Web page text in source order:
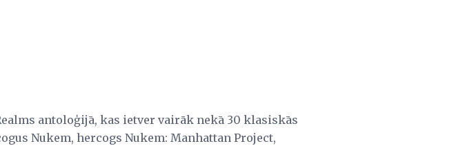
antoloģijā, kas ietver vairāk nekā 30 klasiskās
Nukem, hercogs Nukem: Manhattan Project,